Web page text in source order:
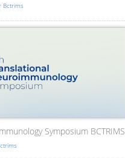
Bctrims
Symposium BCTRIMS